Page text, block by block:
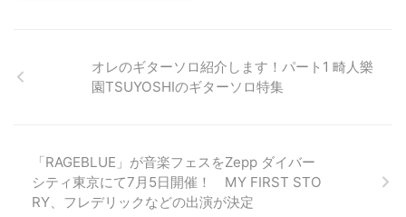
LoveでLikeなLive!!～」を行っ
た。 スクリーンに映し出され
たロザリーナ。 ...
「Noise」監督であり、クルオク
リエイター・松本優作が、大阪の
AKB48、映画「娼年」で脚光を
浴びる冨手麻妙を起用ー株式会社
vivito(本社：東京都渋谷区、 代
表取締役：辻 慶太郎、 以下
オレのギターソロ紹介します！パート1 畸人樂
園TSUYOSHIのギターソロ特集
「RAGEBLUE」が音楽フェスをZepp ダイバー
シティ東京にて7月5日開催！ MY FIRST STO
RY、フレデリックなどの出演が決定